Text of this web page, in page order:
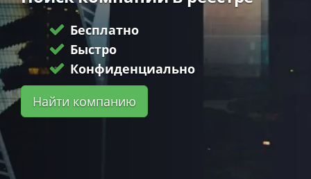
Бесплатно
Быстро
Конфиденциально
Найти компанию